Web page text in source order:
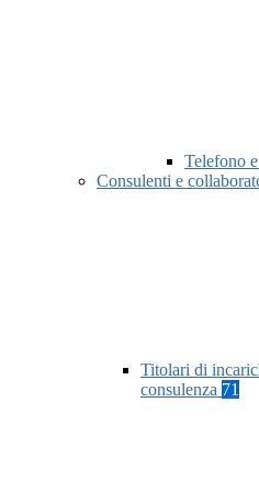
Telefono
Consulenti e
Titolari di
consulenza 71